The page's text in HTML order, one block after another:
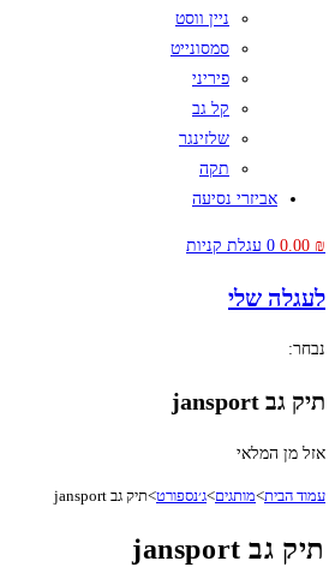
ניין ווסט
סמסונייט
פיריני
קל גב
שלזינגר
תקה
אביזרי נסיעה
0.00 ₪
0 עגלת קניות
לעגלה שלי
נבחר:
תיק גב jansport
אזל מן המלאי
עמוד הבית>מותגים>ג׳נספורט>תיק גב jansport
תיק גב jansport